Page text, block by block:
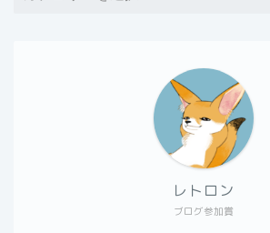
ブログ参加賞
レトロン